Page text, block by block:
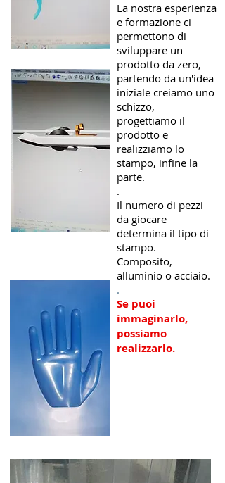
La nostra esperienza
e formazione ci
permettono di
sviluppare un
prodotto da zero,
partendo da un'idea
iniziale creiamo uno
schizzo,
progettiamo il
prodotto e
realizziamo lo
stampo, infine la
parte.
.
Il numero di pezzi
da giocare
determina il tipo di
stampo.
Composito,
alluminio o acciaio.
.
Se puoi
immaginarlo,
possiamo
realizzarlo.